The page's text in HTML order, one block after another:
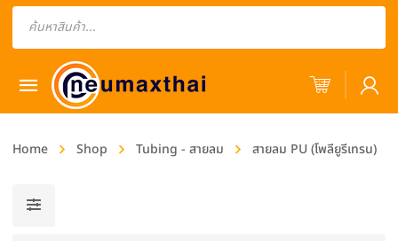
Products
search
Home Shop Tubing - สายลม สายลม PU (โพลียูรีเทรน)